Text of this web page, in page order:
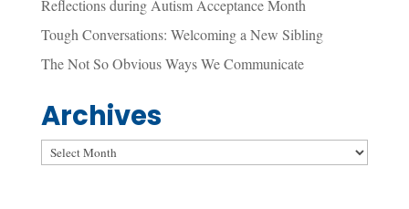
Reflections during Autism Acceptance Month
Tough Conversations: Welcoming a New Sibling
The Not So Obvious Ways We Communicate
Archives
Archives